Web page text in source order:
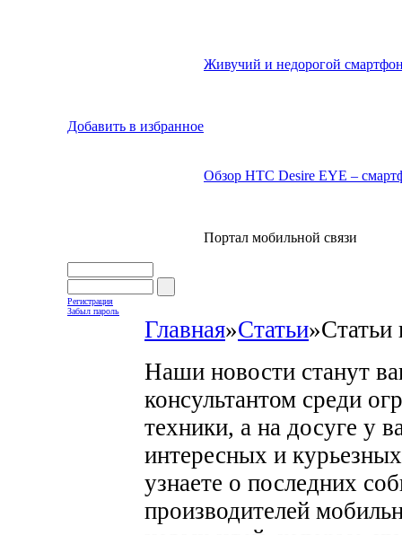
Добавить в избранное
Живучий и недорогой
Обзор HTC Desire EYE –
Портал мобильной связи
Регистрация
Забыл пароль
Главная»Статьи»Статьи
Наши новости станут
консультантом среди
техники, а на досуге у
интересных и
узнаете о последних
производителей